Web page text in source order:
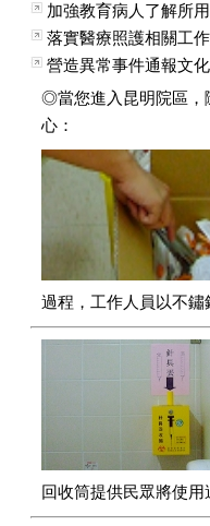
加強教育病人了解所
落實醫療照護相關工
營造異常事件通報文化
◎當您進入昆明院區，
心：
過程，工作人員以不鏽
回收筒提供民眾將使用